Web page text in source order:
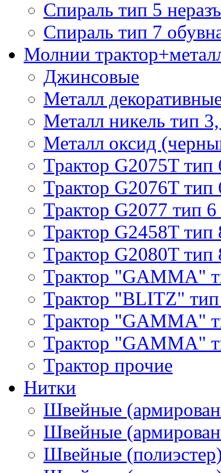
Спираль тип 5
Спираль тип 7
Молнии
Джинсовые
Металл
Металл никель тип
Металл оксид
Трактор G2075T тип
Трактор G2076T тип
Трактор G2077 тип 6
Трактор G2458T тип
Трактор G2080T тип
Трактор "GAMMA"
Трактор "BLITZ"
Трактор "GAMMA"
Трактор "GAMMA"
Трактор прочие
Нитки
Швейные
Швейные
Швейные